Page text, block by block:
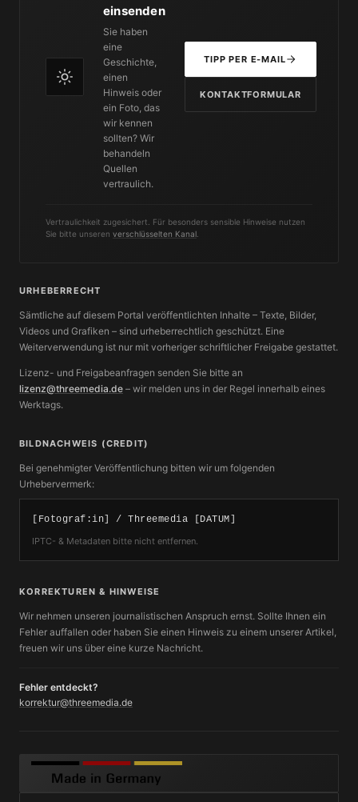
einsenden
Sie haben
eine
Geschichte,
einen
Hinweis oder
ein Foto, das
wir kennen
sollten? Wir
behandeln
Quellen
vertraulich.
TIPP PER E-MAIL
KONTAKTFORMULAR
Vertraulichkeit zugesichert. Für besonders sensible Hinweise nutzen
Sie bitte unseren verschlüsselten Kanal
URHEBERRECHT
Sämtliche auf diesem Portal veröffentlichten Inhalte – Texte, Bilder,
Videos und Grafiken – sind urheberrechtlich geschützt. Eine
Weiterverwendung ist nur mit vorheriger schriftlicher Freigabe gestattet.
Lizenz- und Freigabeanfragen senden Sie bitte an
lizenz@threemedia.de – wir melden uns in der Regel innerhalb eines
Werktags.
BILDNACHWEIS (CREDIT)
Bei genehmigter Veröffentlichung bitten wir um folgenden
Urhebervermerk:
[Fotograf:in] / Threemedia [DATUM]
IPTC- & Metadaten bitte nicht entfernen.
KORREKTUREN & HINWEISE
Wir nehmen unseren journalistischen Anspruch ernst. Sollte Ihnen ein
Fehler auffallen oder haben Sie einen Hinweis zu einem unserer Artikel,
freuen wir uns über eine kurze Nachricht.
Fehler entdeckt?
korrektur@threemedia.de